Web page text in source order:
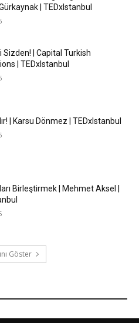
| TEDxIstanbul
Sizden! | Capital Turkish
| TEDxIstanbul
| Karsu Dönmez | TEDxIstanbul
Birleştirmek | Mehmet Aksel |
Göster